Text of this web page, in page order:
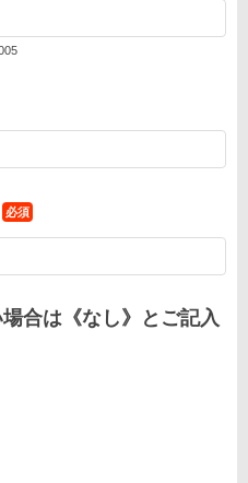
必須
合は《なし》とご記入